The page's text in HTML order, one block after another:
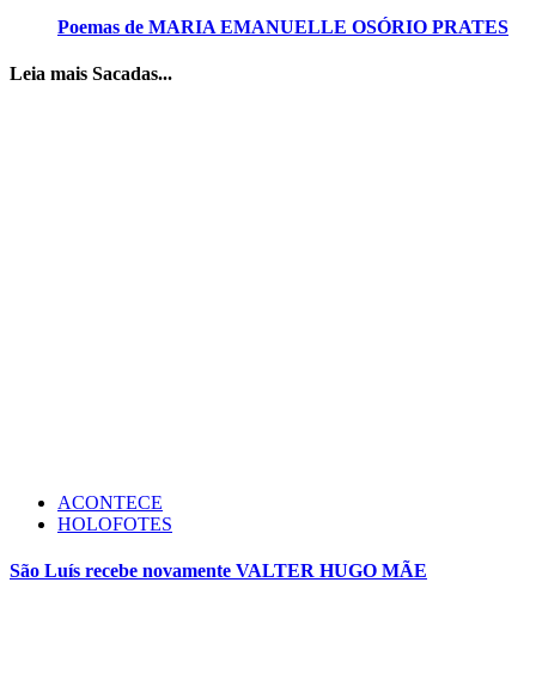
Poemas de MARIA EMANUELLE OSÓRIO PRATES
Leia mais Sacadas...
ACONTECE
HOLOFOTES
São Luís recebe novamente VALTER HUGO MÃE